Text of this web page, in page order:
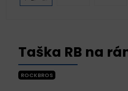
Taška RB na
ROCKBROS